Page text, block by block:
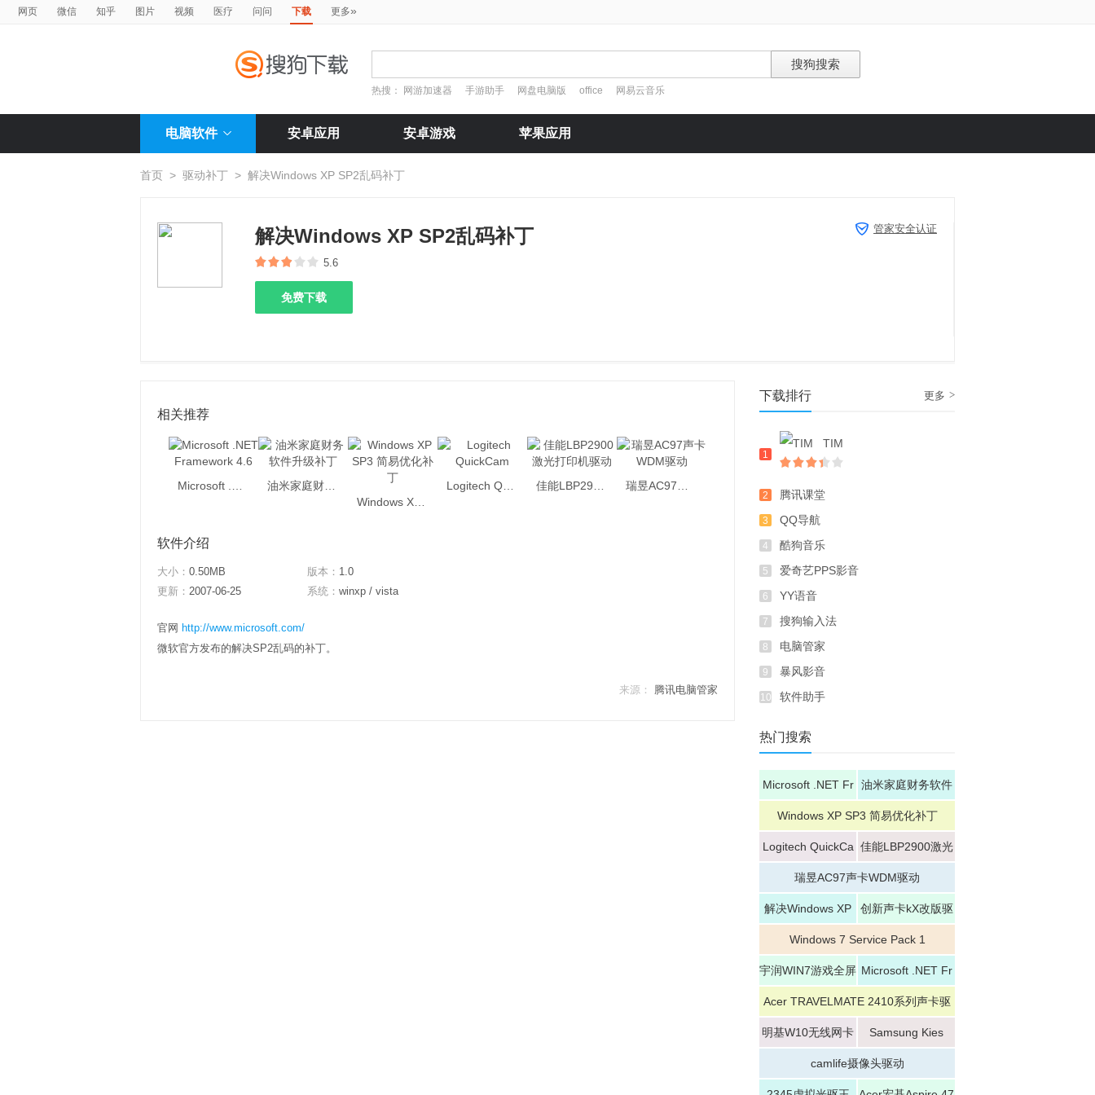
网页 微信 知乎 图片 视频 医疗 问问 下载 更多»
热搜： 网游加速器 手游助手 网盘电脑版 office 网易云音乐
电脑软件 安卓应用 安卓游戏 苹果应用
首页 > 驱动补丁 > 解决Windows XP SP2乱码补丁
解决Windows XP SP2乱码补丁
5.6
免费下载
管家安全认证
相关推荐
软件介绍
大小： 0.50MB 版本： 1.0
更新： 2007-06-25 系统： winxp / vista
官网 http://www.microsoft.com/
微软官方发布的解决SP2乱码的补丁。
来源： 腾讯电脑管家
下载排行 更多 >
1
TIM
2 腾讯课堂
3 QQ导航
4 酷狗音乐
5 爱奇艺PPS影音
6 YY语音
7 搜狗输入法
8 电脑管家
9 暴风影音
10 软件助手
热门搜索
Microsoft .NET Fr
amework 4.6
油米家庭财务软件
升级补丁
Windows XP SP3 简易优化补丁
Logitech QuickCa
m
佳能LBP2900激光
打印机驱动
瑞昱AC97声卡WDM驱动
解决Windows XP
SP2乱码补丁
创新声卡kX改版驱
动
Windows 7 Service Pack 1
宇润WIN7游戏全屏
修复补丁
Microsoft .NET Fr
amework 4.5
Acer TRAVELMATE 2410系列声卡驱
动
明基W10无线网卡
驱动
Samsung Kies
camlife摄像头驱动